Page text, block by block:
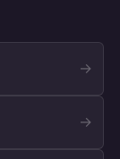
→
→